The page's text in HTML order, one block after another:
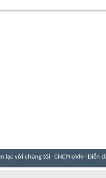
lạc với chúng tôi CNCProVN - Diễn